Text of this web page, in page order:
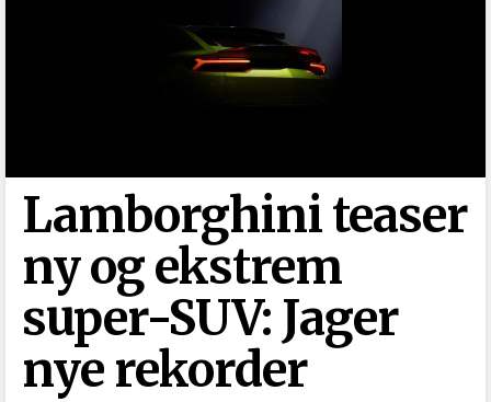
Lamborghini teaser
ny og ekstrem
super-SUV: Jager
nye rekorder